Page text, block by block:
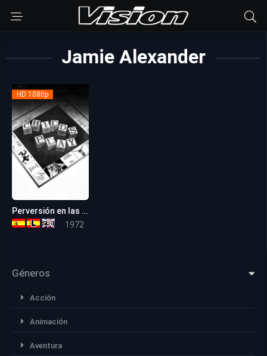
Jamie Alexander
HD 1080p
Perversión en las aulas
1972
Géneros
Acción
Animación
Aventura